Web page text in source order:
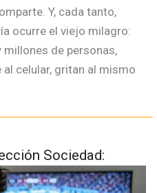
Y, cada tanto,
ocurre el viejo milagro:
millones de personas,
celular, gritan al mismo
Sociedad: